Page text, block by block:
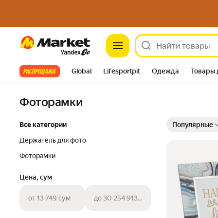
Market
Все хиты Global Lifesportpit Одежда Товары
Фоторамки
Все категории
Держатель для фото
Фоторамки
Цена, сум
от 13 749 сум до 30 254 913 сум
Популярные